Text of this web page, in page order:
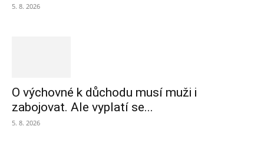
5. 8. 2026
O výchovné k důchodu musí muži i
zabojovat. Ale vyplatí se...
5. 8. 2026